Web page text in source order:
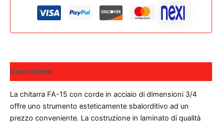
Descrizione
La chitarra FA-15 con corde in acciaio di dimensioni 3/4
offre uno strumento esteticamente sbalorditivo ad un
prezzo conveniente. La costruzione in laminato di qualità